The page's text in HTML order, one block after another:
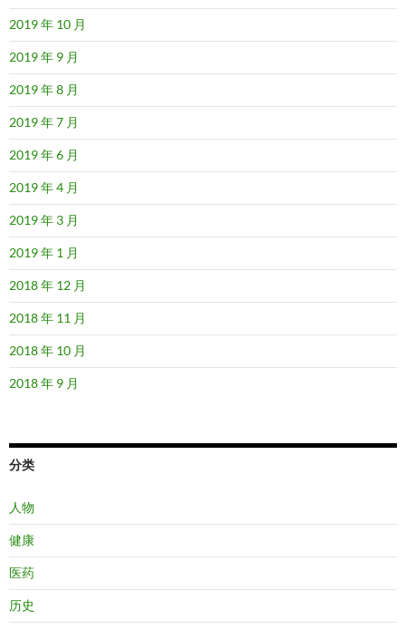
2019 年 10 月
2019 年 9 月
2019 年 8 月
2019 年 7 月
2019 年 6 月
2019 年 4 月
2019 年 3 月
2019 年 1 月
2018 年 12 月
2018 年 11 月
2018 年 10 月
2018 年 9 月
分类
人物
健康
医药
历史